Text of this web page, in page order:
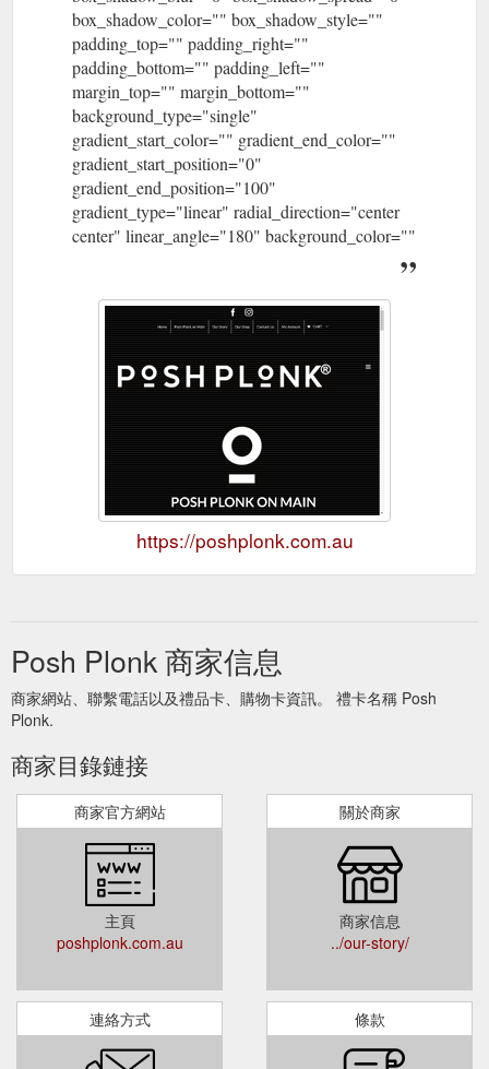
box_shadow_color="" box_shadow_style=""
padding_top="" padding_right=""
padding_bottom="" padding_left=""
margin_top="" margin_bottom=""
background_type="single"
gradient_start_color="" gradient_end_color=""
gradient_start_position="0"
gradient_end_position="100"
gradient_type="linear" radial_direction="center
center" linear_angle="180" background_color=""
https://poshplonk.com.au
Posh Plonk 商家信息
商家網站、聯繫電話以及禮品卡、購物卡資訊。 禮卡名稱 Posh
Plonk.
商家目錄鏈接
商家官方網站
主頁
poshplonk.com.au
關於商家
商家信息
../our-story/
連絡方式 條款